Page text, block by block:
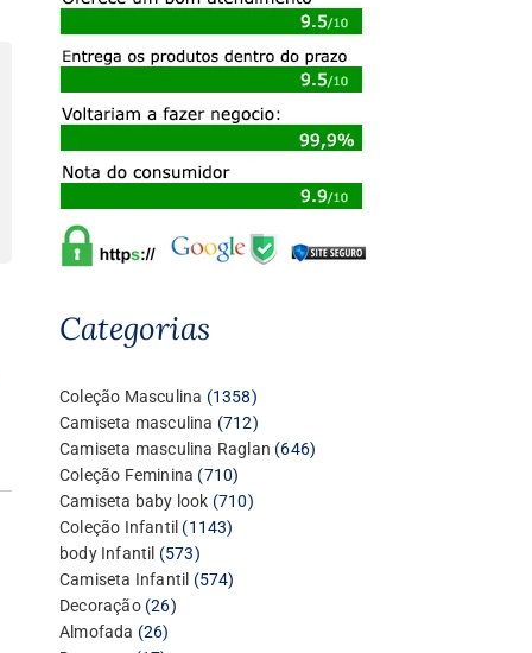
Categorias
Coleção Masculina 13581358
produtos
Camiseta masculina 712712
produtos
Camiseta masculina Raglan 646646
Coleção Feminina 710710
produtos
Camiseta baby look 710710
Coleção Infantil 11431143
body Infantil 573573
produtos
Camiseta Infantil 574574
Decoração 2626
Almofada 2626